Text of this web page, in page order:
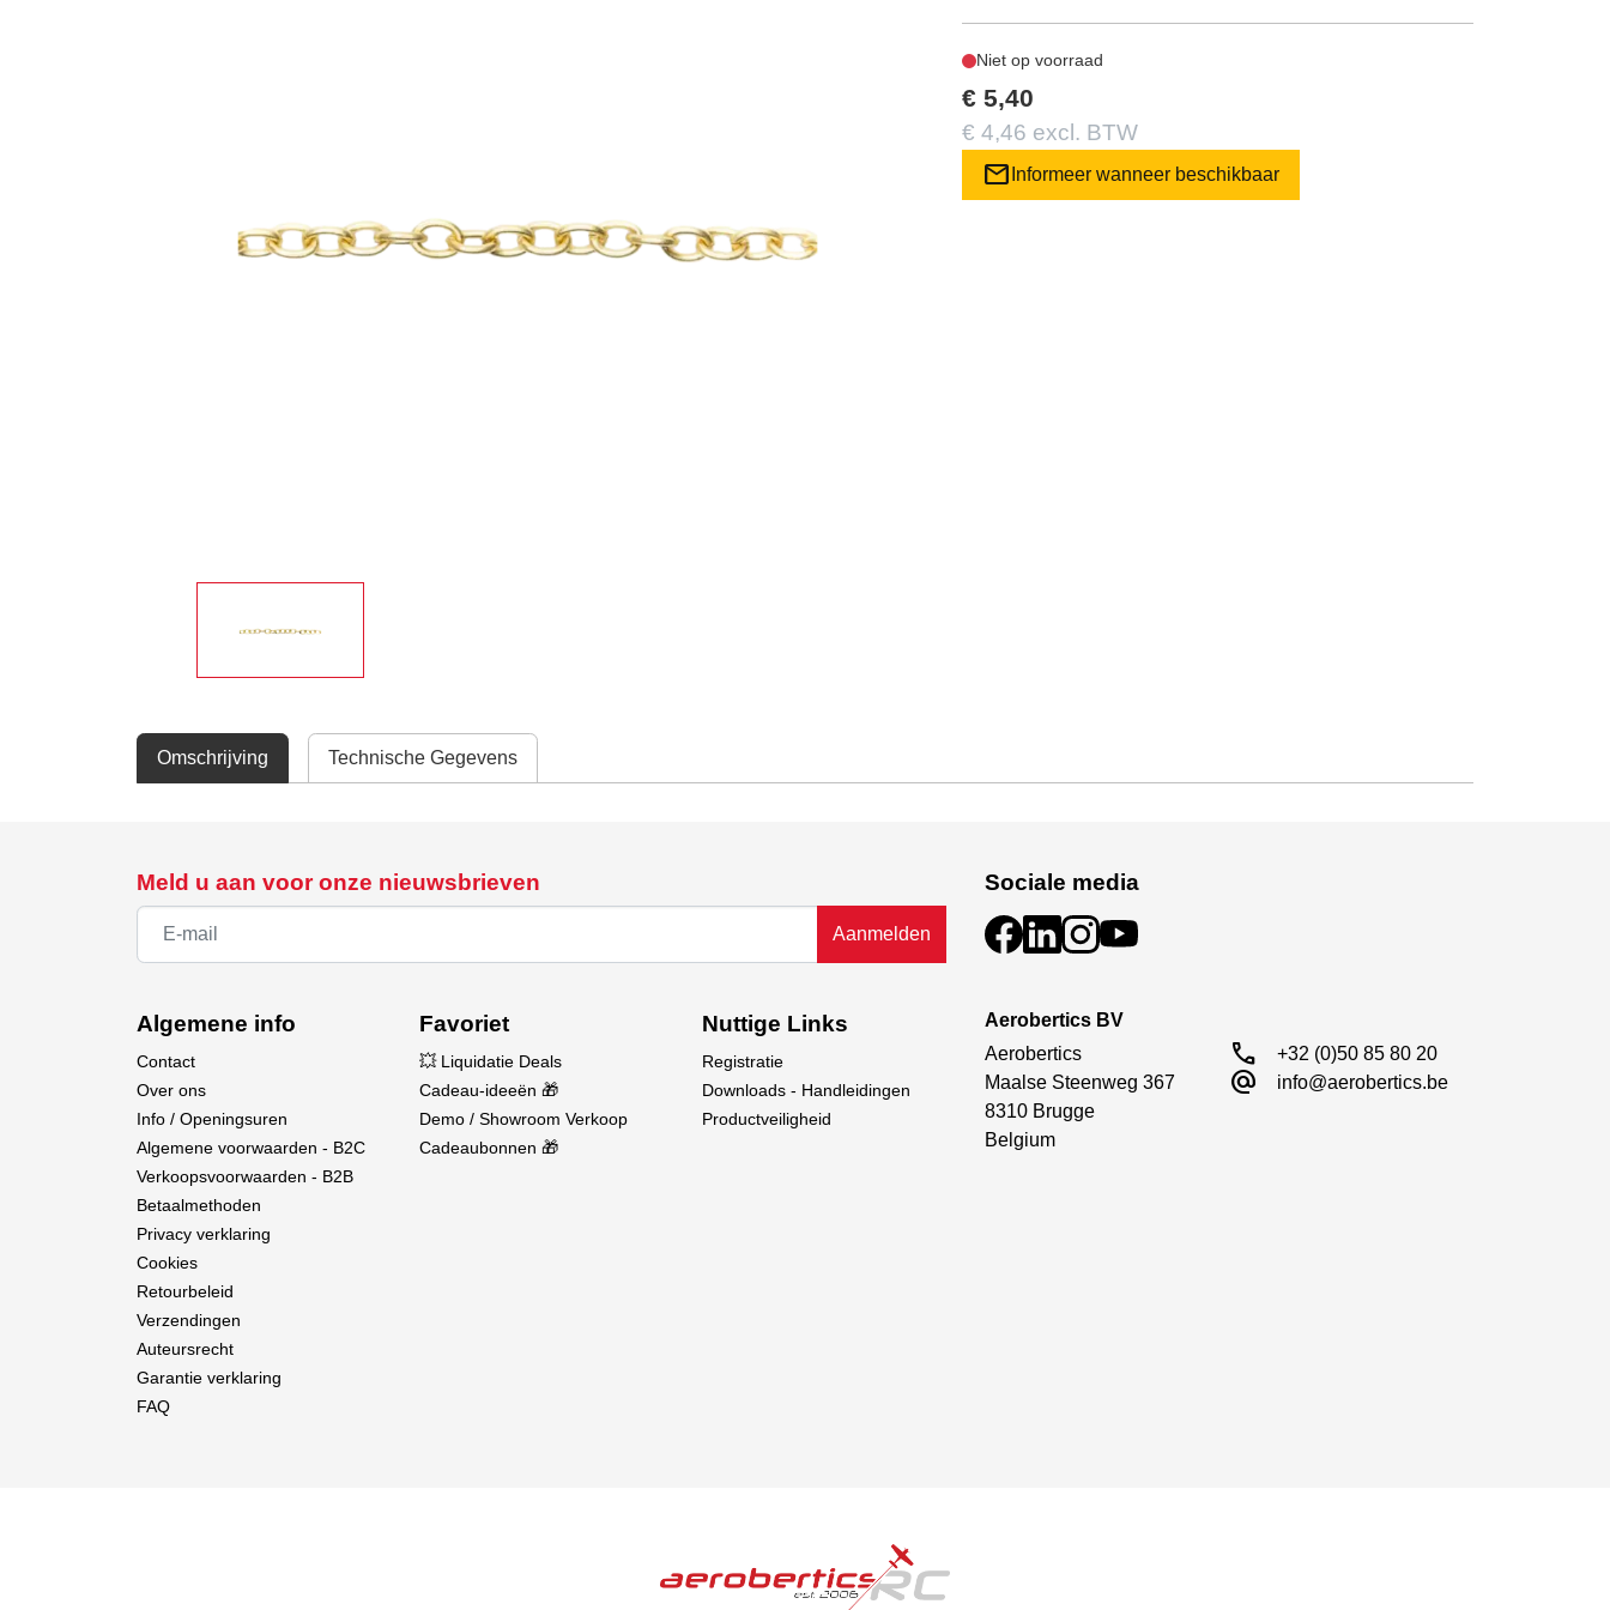
Niet op voorraad
€ 5,40
€ 4,46 excl. BTW
mail Informeer wanneer beschikbaar
Omschrijving Technische Gegevens
Meld u aan voor onze nieuwsbrieven
Aanmelden
Sociale media
Algemene info
Contact
Over ons
Info / Openingsuren
Algemene voorwaarden - B2C
Verkoopsvoorwaarden - B2B
Betaalmethoden
Privacy verklaring
Cookies
Retourbeleid
Verzendingen
Auteursrecht
Garantie verklaring
FAQ
Favoriet
💥 Liquidatie Deals
Cadeau-ideeën 🎁
Demo / Showroom Verkoop
Cadeaubonnen 🎁
Nuttige Links
Registratie
Downloads - Handleidingen
Productveiligheid
Aerobertics BV
Aerobertics
Maalse Steenweg 367
8310 Brugge
Belgium
call +32 (0)50 85 80 20
alternate_email info@aerobertics.be